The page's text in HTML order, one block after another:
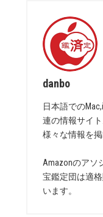
danbo
日本語での
連の情報サイト
様々な情報を掲
Amazonのアソ
宝鑑定団は適
います。